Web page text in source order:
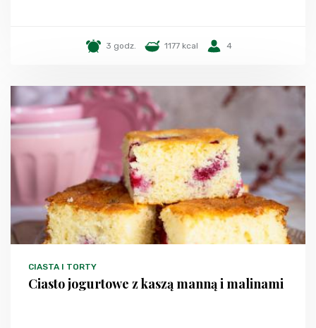
3 godz. 1177 kcal 4
CIASTA I TORTY
Ciasto jogurtowe z kaszą manną i malinami